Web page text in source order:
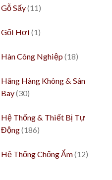
Gỗ Sấy(11)
Gối Hơi (1)
Hàn Công Nghiệp (18)
Hãng Hàng Không & Sân
Bay(30)
Hệ Thống & Thiết Bị Tự
Động(186)
Hệ Thống Chống Ẩm(12)